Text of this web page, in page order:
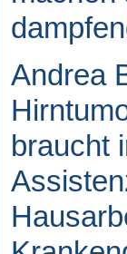
Andrea
braucht